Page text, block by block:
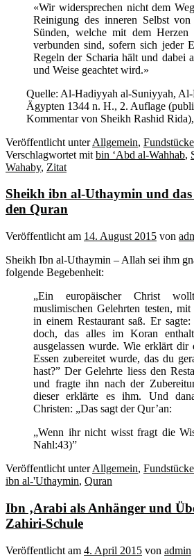
«Wir widersprechen nicht dem
Reinigung des inneren Selbst
Sünden, welche mit dem
verbunden sind, sofern sich jeder
Regeln der Scharia hält und dabei
und Weise geachtet wird.»
Quelle: Al-Hadiyyah al-Suniyyah, Al-
Ägypten 1344 n. H., 2. Auflage
Kommentar von Sheikh Rashid
Veröffentlicht unter Allgemein, Fundstücke
Verschlagwortet mit bin ‘Abd al-Wahhab,
Wahaby, Zitat
Sheikh ibn al-Uthaymin und das
den Quran
Veröffentlicht am 14. August 2015 von
Sheikh Ibn al-Uthaymin – Allah sei ihm
folgende Begebenheit:
„Ein europäischer Christ
muslimischen Gelehrten testen,
in einem Restaurant saß. Er
doch, das alles im Koran
ausgelassen wurde. Wie erklärt
Essen zubereitet wurde, das du
hast?” Der Gelehrte liess den
und fragte ihn nach der
dieser erklärte es ihm. Und
Christen: „Das sagt der Qur’an:
„Wenn ihr nicht wisst fragt die
Nahl:43)”
Veröffentlicht unter Allgemein, Fundstücke
ibn al-'Uthaymin, Quran
Ibn ‚Arabi als Anhänger und
Zahiri-Schule
Veröffentlicht am 4. April 2015 von admin